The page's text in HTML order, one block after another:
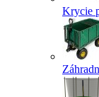
Krycie